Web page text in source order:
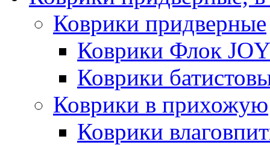
Коврики придверные
Коврики Флок
Коврики
Коврики в прихожую
Коврики